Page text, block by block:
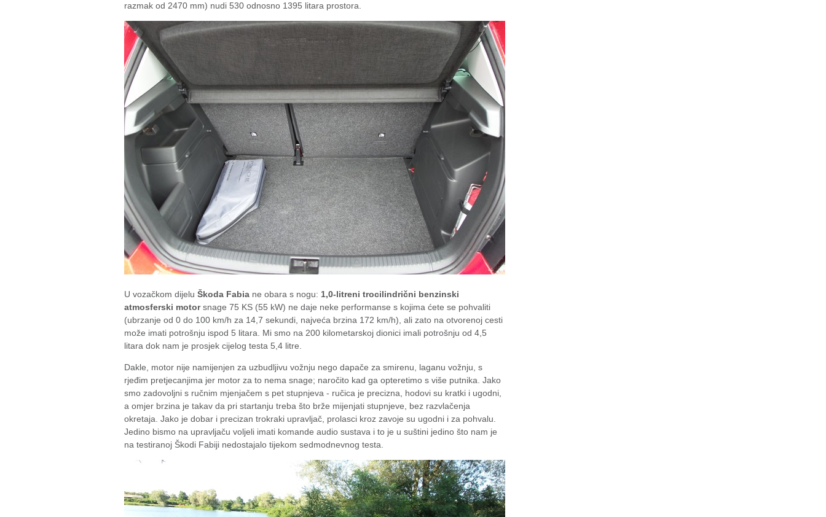
razmak od 2470 mm) nudi 530 odnosno 1395 litara prostora.
U vozačkom dijelu Škoda Fabia ne obara s nogu: 1,0-litreni trocilindrični benzinski
atmosferski motorsnage 75 KS (55 kW) ne daje neke performanse s kojima ćete se pohvaliti
(ubrzanje od 0 do 100 km/h za 14,7 sekundi, najveća brzina 172 km/h), ali zato na otvorenoj cesti
može imati potrošnju ispod 5 litara. Mi smo na 200 kilometarskoj dionici imali potrošnju od 4,5
litara dok nam je prosjek cijelog testa 5,4 litre.
Dakle, motor nije namijenjen za uzbudljivu vožnju nego dapače za smirenu, laganu vožnju, s
rjeđim pretjecanjima jer motor za to nema snage; naročito kad ga opteretimo s više putnika. Jako
smo zadovoljni s ručnim mjenjačem s pet stupnjeva - ručica je precizna, hodovi su kratki i ugodni,
a omjer brzina je takav da pri startanju treba što brže mijenjati stupnjeve, bez razvlačenja
okretaja. Jako je dobar i precizan trokraki upravljač, prolasci kroz zavoje su ugodni i za pohvalu.
Jedino bismo na upravljaču voljeli imati komande audio sustava i to je u suštini jedino što nam je
na testiranoj Škodi Fabiji nedostajalo tijekom sedmodnevnog testa.